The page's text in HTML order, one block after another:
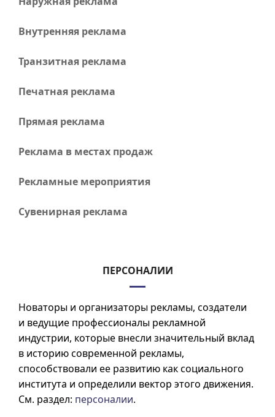
Внутренняя реклама
Транзитная реклама
Печатная реклама
Прямая реклама
Реклама в местах продаж
Рекламные мероприятия
Сувенирная реклама
ПЕРСОНАЛИИ
Новаторы и организаторы рекламы, создатели
и ведущие профессионалы рекламной
индустрии, которые внесли значительный вклад
в историю современной рекламы,
способствовали ее развитию как социального
института и определили вектор этого движения.
См. раздел: персоналии.